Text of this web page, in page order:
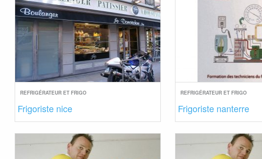
REFRIGÉRATEUR ET FRIGO
Frigoriste nice
REFRIGÉRATEUR ET FRIGO
Frigoriste nanterre